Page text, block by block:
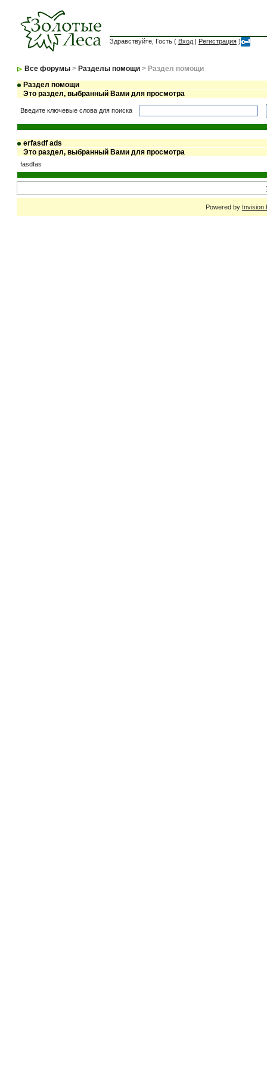
Здравствуйте, Гость ( Вход | Регистрация )
Все форумы > Разделы помощи > Раздел помощи
Раздел помощи
Это раздел, выбранный Вами для просмотра
Введите ключевые слова для поиска
erfasdf ads
Это раздел, выбранный Вами для просмотра
fasdfas
Powered by Invision